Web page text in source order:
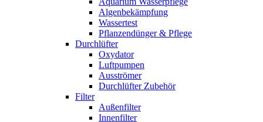
Algenbekämpfung
Wassertest
Pflanzendünger & Pflege
Durchlüfter
Oxydator
Luftpumpen
Ausströmer
Durchlüfter Zubehör
Filter
Außenfilter
Innenfilter